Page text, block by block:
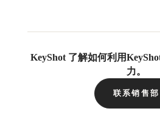
KeyShot 了解如何利用
力。
联系销售部